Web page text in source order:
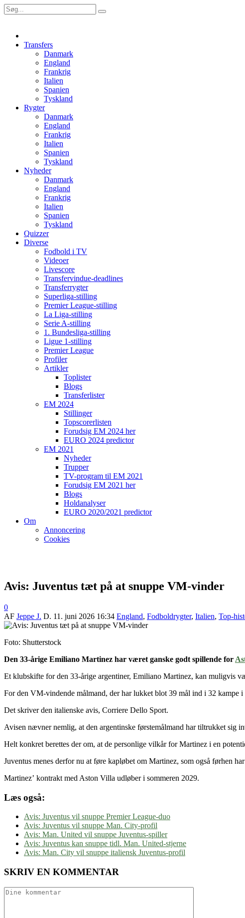
Transfers
Danmark
England
Frankrig
Italien
Spanien
Tyskland
Rygter
Danmark
England
Frankrig
Italien
Spanien
Tyskland
Nyheder
Danmark
England
Frankrig
Italien
Spanien
Tyskland
Quizzer
Diverse
Fodbold i TV
Videoer
Livescore
Transfervindue-deadlines
Transferrygter
Superliga-stilling
Premier League-stilling
La Liga-stilling
Serie A-stilling
1. Bundesliga-stilling
Ligue 1-stilling
Premier League
Profiler
Artikler
Toplister
Blogs
Transferlister
EM 2024
Stillinger
Topscorerlisten
Forudsig EM 2024 her
EURO 2024 predictor
EM 2021
Nyheder
Trupper
TV-program til EM 2021
Forudsig EM 2021 her
Blogs
Holdanalyser
EURO 2020/2021 predictor
Om
Annoncering
Cookies
Avis: Juventus tæt på at snuppe VM-vinder
0
AF Jeppe J. D. 11. juni 2026 16:34 England, Fodboldrygter, Italien, Top-
Foto: Shutterstock
Den 33-årige Emiliano Martinez har været ganske godt spillende for
Et klubskifte for den 33-årige argentiner, Emiliano Martinez, kan muligvis
For den VM-vindende målmand, der har lukket blot 39 mål ind i 32 kampe i
Det skriver den italienske avis, Corriere Dello Sport.
Avisen nævner nemlig, at den argentinske førstemålmand har tiltrukket sig
Helt konkret berettes der om, at de personlige vilkår for Martinez i en
Juventus menes derfor nu at føre kapløbet om Martinez, som også førhen
Martinez’ kontrakt med Aston Villa udløber i sommeren 2029.
Læs også:
Avis: Juventus vil snuppe Premier League-duo
Avis: Juventus vil snuppe Man. City-profil
Avis: Man. United vil snuppe Juventus-spiller
Avis: Juventus kan snuppe tidl. Man. United-stjerne
Avis: Man. City vil snuppe italiensk Juventus-profil
SKRIV EN KOMMENTAR